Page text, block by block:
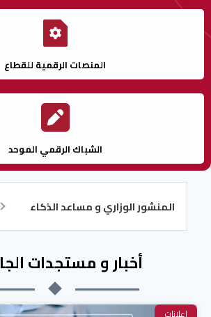
المنصات الرقمية للقطاع
الشباك الرقمي الموحد
الوزاري و مساعد الذكاء الاصطناعي
أخبار و مستجدات
إعلانات